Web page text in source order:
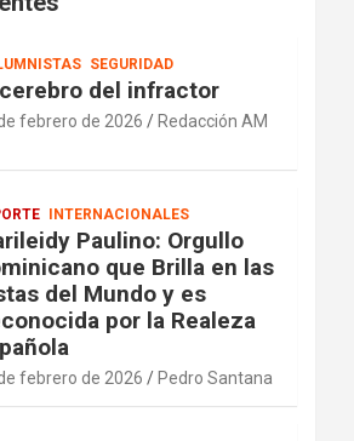
SEGURIDAD
del infractor
febrero de 2026 Redacción AM
INTERNACIONALES
Paulino: Orgullo
que Brilla en las
del Mundo y es
por la Realeza
febrero de 2026 Pedro Santana